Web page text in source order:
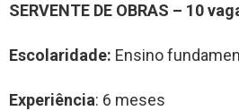
SERVENTE DE OBRAS – 10vag
Escolaridade: Ensino
Experiência: 6 meses